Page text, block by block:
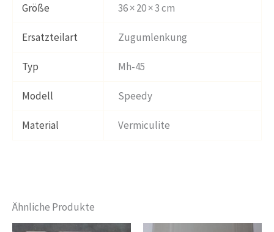
Größe 36 × 20 × 3 cm
Ersatzteilart Zugumlenkung
Typ Mh-45
Modell Speedy
Material Vermiculite
Ähnliche Produkte